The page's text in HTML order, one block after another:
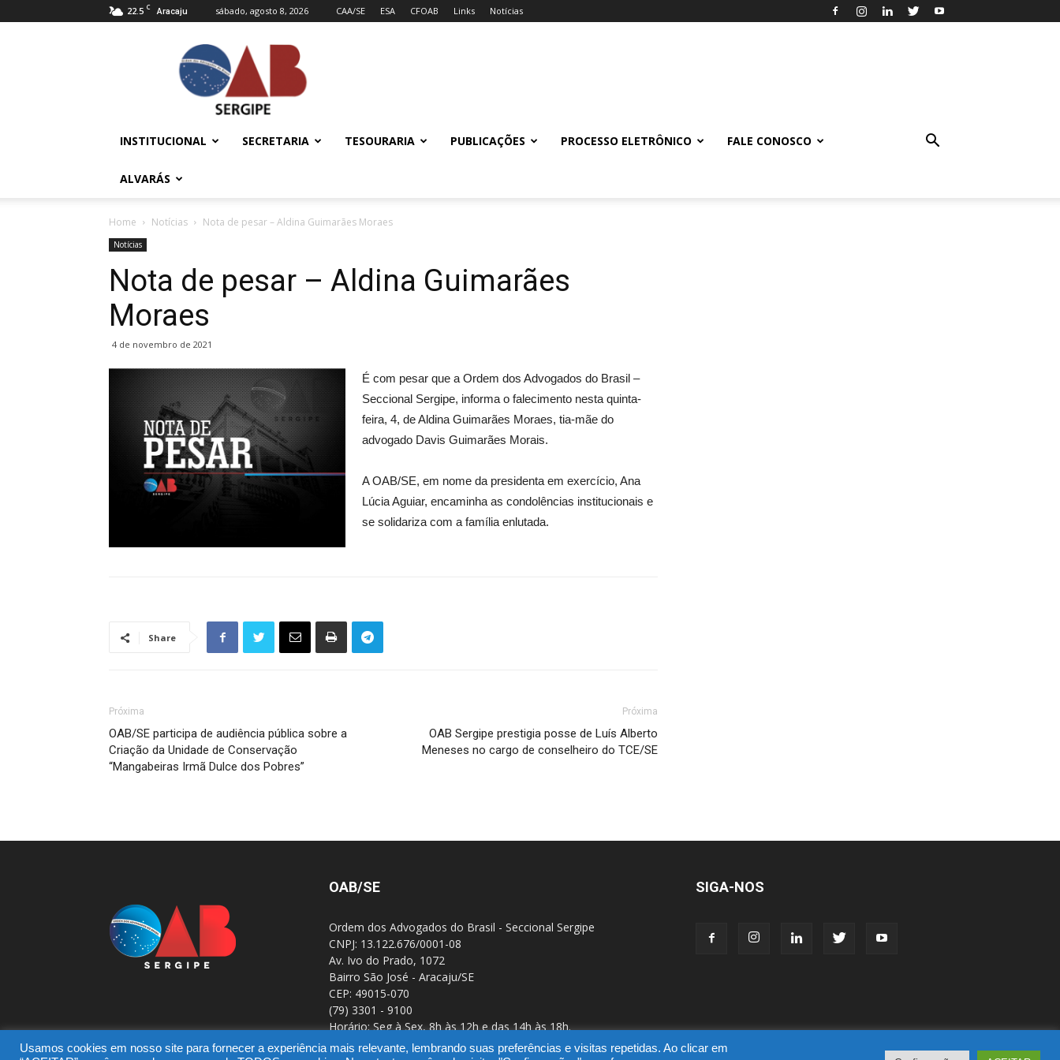
22.5 C Aracaju sábado, agosto 8, 2026 CAA/SE ESA CFOAB Links Notícias
OAB/SE
Ordem
do
INSTITUCIONAL SECRETARIA TESOURARIA PUBLICAÇÕES PROCESSO ELETRÔNICO FALE CONOSCO
ALVARÁS
Home Notícias Nota de pesar – Aldina Guimarães Moraes
Notícias
Nota de pesar – Aldina Guimarães
Moraes
4 de novembro de 2021
É com pesar que a Ordem dos Advogados do Brasil –
Seccional Sergipe, informa o falecimento nesta quinta-
feira, 4, de Aldina Guimarães Moraes, tia-mãe do
advogado Davis Guimarães Morais.
A OAB/SE, em nome da presidenta em exercício, Ana
Lúcia Aguiar, encaminha as condolências institucionais e
se solidariza com a família enlutada.
Share
Próxima
OAB/SE participa de audiência pública sobre a
Criação da Unidade de Conservação
“Mangabeiras Irmã Dulce dos Pobres”
Próxima
OAB Sergipe prestigia posse de Luís Alberto
Meneses no cargo de conselheiro do TCE/SE
OAB/SE
Ordem dos Advogados do Brasil - Seccional Sergipe
CNPJ: 13.122.676/0001-08
Av. Ivo do Prado, 1072
Bairro São José - Aracaju/SE
CEP: 49015-070
(79) 3301 - 9100
Horário: Seg à Sex, 8h às 12h e das 14h às 18h.
SIGA-NOS
Usamos cookies em nosso site para fornecer a experiência mais relevante, lembrando suas preferências e visitas repetidas. Ao clicar em